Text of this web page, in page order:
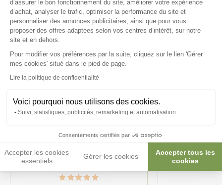
d’assurer le bon fonctionnement du site, améliorer votre expérience
d’achat, analyser le trafic, optimiser la performance du site et
personnaliser des annonces publicitaires, ainsi que pour vous
proposer des offres adaptées selon vos centres d’intérêt, sur notre
site et en dehors.
Pour modifier vos préférences par la suite, cliquez sur le lien 'Gérer
mes cookies' situé dans le pied de page.
Lire la politique de confidentialité
Voici pourquoi nous utilisons des cookies.
Suivi, statistiques, publicités, remarketing et automatisation
Consentements certifiés par
Accepter les cookies
essentiels
Gérer les cookies
Accepter tous les
cookies
Axeptio consent